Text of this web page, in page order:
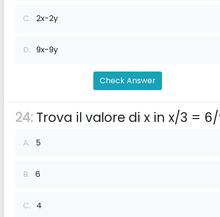
C. 2x-2y
D. 9x-9y
Check Answer
24: Trova il valore di x in x/3 =
A. 5
B. 6
C. 4